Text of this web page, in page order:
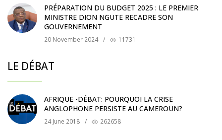
PRÉPARATION DU BUDGET 2025 : LE PREMIER
MINISTRE DION NGUTE RECADRE SON
GOUVERNEMENT
20 November 2024 / 11731
LE DÉBAT
AFRIQUE -DÉBAT: POURQUOI LA CRISE
ANGLOPHONE PERSISTE AU CAMEROUN?
24 June 2018 / 262658